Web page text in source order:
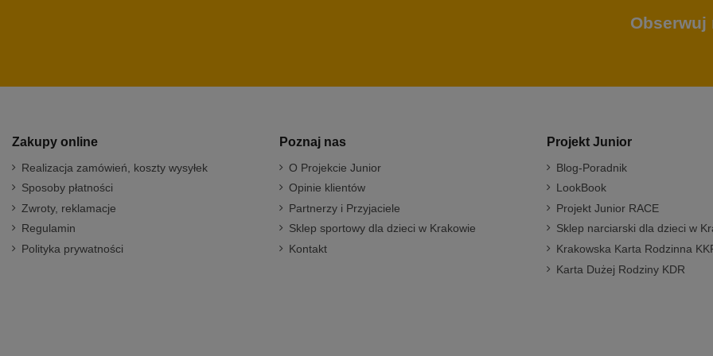
Obserwuj
Zakupy online
Realizacja zamówień, koszty wysyłek
Sposoby płatności
Zwroty, reklamacje
Regulamin
Polityka prywatności
Poznaj nas
O Projekcie Junior
Opinie klientów
Partnerzy i Przyjaciele
Sklep sportowy dla dzieci w Krakowie
Kontakt
Projekt Junior
Blog-Poradnik
LookBook
Projekt Junior RACE
Sklep narciarski dla dzieci w
Krakowska Karta Rodzinna
Karta Dużej Rodziny KDR